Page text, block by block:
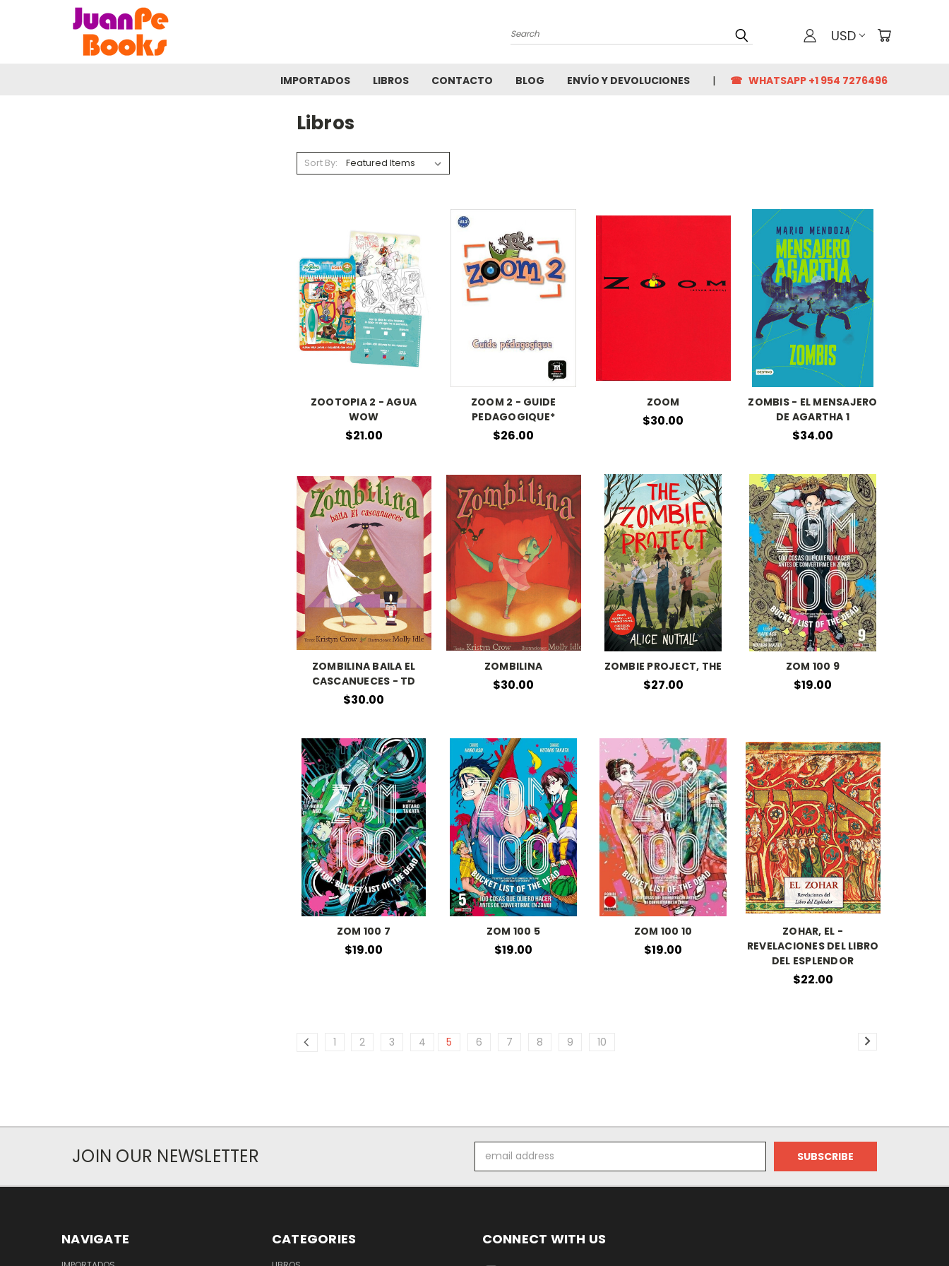
Search USD
IMPORTADOS LIBROS CONTACTO BLOG ENVÍO Y DEVOLUCIONES ☎ WHATSAPP +1 954 7276496
Libros
Sort By:
ZOOTOPIA 2 - AGUA
WOW
$21.00
ZOOM 2 - GUIDE
PEDAGOGIQUE*
$26.00
ZOOM
$30.00
ZOMBIS - EL MENSAJERO
DE AGARTHA 1
$34.00
ZOMBILINA BAILA EL
CASCANUECES - TD
$30.00
ZOMBILINA
$30.00
ZOMBIE PROJECT, THE
$27.00
ZOM 100 9
$19.00
ZOM 100 7
$19.00
ZOM 100 5
$19.00
ZOM 100 10
$19.00
ZOHAR, EL -
REVELACIONES DEL LIBRO
DEL ESPLENDOR
$22.00
1 2 3 4 5 6 7 8 9 10
JOIN OUR NEWSLETTER
Address
NAVIGATE CATEGORIES CONNECT WITH US